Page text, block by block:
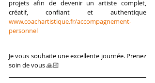
projets afin de devenir un artiste complet,
créatif, confiant et authentique
www.coachartistique.fr/accompagnement-
personnel
Je vous souhaite une excellente journée. Prenez
soin de vous 🙏🏻